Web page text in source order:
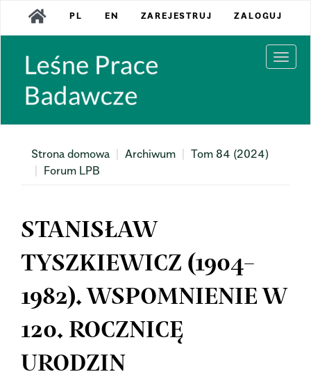
Main
Navigation
Content
Sidebar
PL EN ZAREJESTRUJ ZALOGUJ
Strona domowa Archiwum
Tom 84 (2024)
Forum LPB
STANISŁAW
TYSZKIEWICZ (1904–
1982). WSPOMNIENIE W
120. ROCZNICĘ
URODZIN